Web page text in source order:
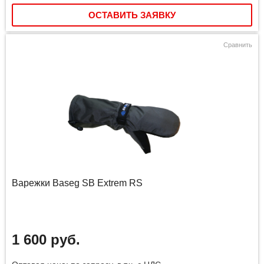
ОСТАВИТЬ ЗАЯВКУ
Сравнить
Варежки Baseg SB Extrem RS
1 600 руб.